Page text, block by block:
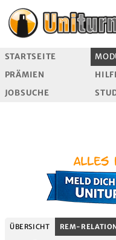
STARTSEITE
PRÄMIEN
JOBSUCHE
ÜBERSICHT REM-